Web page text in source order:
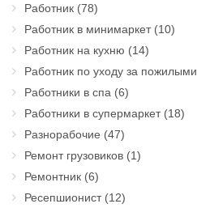
Работник (78)
Работник в минимаркет(10)
Работник на кухню (14)
Работник по уходу за пожилыми
Работники в спа (6)
Работники в супермаркет(18)
Разнорабочие (47)
Ремонт грузовиков (1)
Ремонтник (6)
Ресепшионист(12)